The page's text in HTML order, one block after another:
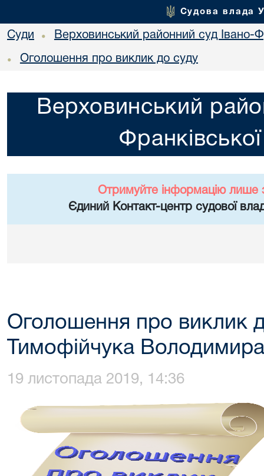
Судова влада
Суди • Верховинський районний суд Івано-
• Оголошення про виклик до суду
Верховинський
Отримуйте інформацію лише
Єдиний Контакт-центр судової
Оголошення про виклик
Тимофійчука
19 листопада 2019, 14:36